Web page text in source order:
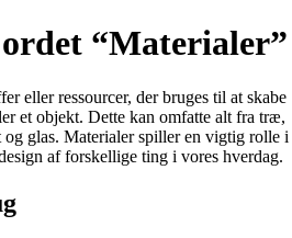
“Materialer”
eller ressourcer, der bruges til at skabe
et objekt. Dette kan omfatte alt fra træ,
og glas. Materialer spiller en vigtig rolle i
af forskellige ting i vores hverdag.